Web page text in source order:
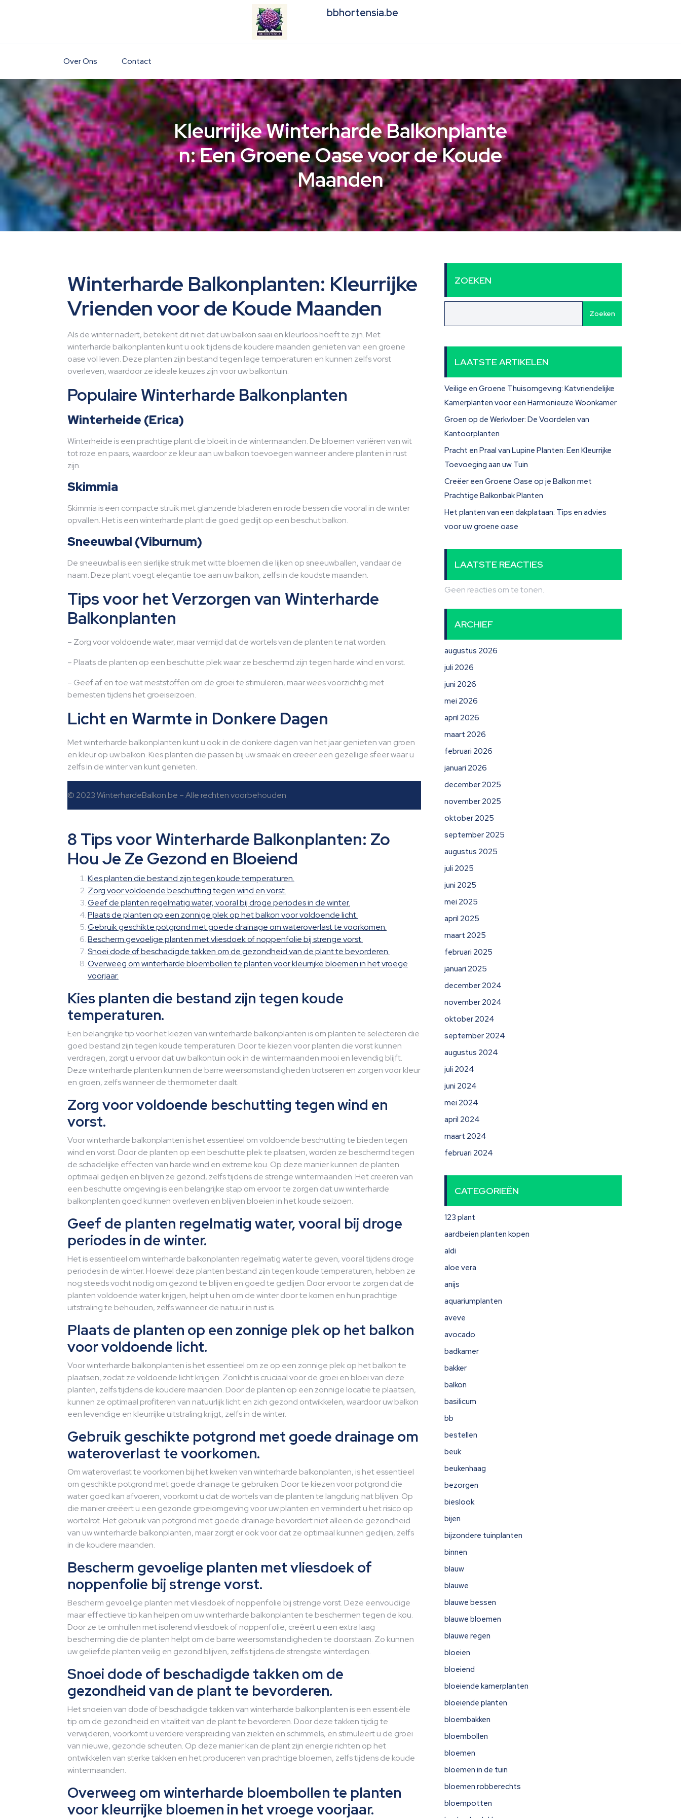
bbhortensia.be
Over Ons Contact
Kleurrijke Winterharde Balkonplante
n: Een Groene Oase voor de Koude
Maanden
Winterharde Balkonplanten: Kleurrijke
Vrienden voor de Koude Maanden
Als de winter nadert, betekent dit niet dat uw balkon saai en kleurloos hoeft te zijn. Met
winterharde balkonplanten kunt u ook tijdens de koudere maanden genieten van een groene
oase vol leven. Deze planten zijn bestand tegen lage temperaturen en kunnen zelfs vorst
overleven, waardoor ze ideale keuzes zijn voor uw balkontuin.
Populaire Winterharde Balkonplanten
Winterheide (Erica)
Winterheide is een prachtige plant die bloeit in de wintermaanden. De bloemen variëren van wit
tot roze en paars, waardoor ze kleur aan uw balkon toevoegen wanneer andere planten in rust
zijn.
Skimmia
Skimmia is een compacte struik met glanzende bladeren en rode bessen die vooral in de winter
opvallen. Het is een winterharde plant die goed gedijt op een beschut balkon.
Sneeuwbal (Viburnum)
De sneeuwbal is een sierlijke struik met witte bloemen die lijken op sneeuwballen, vandaar de
naam. Deze plant voegt elegantie toe aan uw balkon, zelfs in de koudste maanden.
Tips voor het Verzorgen van Winterharde
Balkonplanten
– Zorg voor voldoende water, maar vermijd dat de wortels van de planten te nat worden.
– Plaats de planten op een beschutte plek waar ze beschermd zijn tegen harde wind en vorst.
– Geef af en toe wat meststoffen om de groei te stimuleren, maar wees voorzichtig met
bemesten tijdens het groeiseizoen.
Licht en Warmte in Donkere Dagen
Met winterharde balkonplanten kunt u ook in de donkere dagen van het jaar genieten van groen
en kleur op uw balkon. Kies planten die passen bij uw smaak en creëer een gezellige sfeer waar u
zelfs in de winter van kunt genieten.
© 2023 WinterhardeBalkon.be – Alle rechten voorbehouden
8 Tips voor Winterharde Balkonplanten: Zo
Hou Je Ze Gezond en Bloeiend
Kies planten die bestand zijn tegen koude temperaturen.
Zorg voor voldoende beschutting tegen wind en vorst.
Geef de planten regelmatig water, vooral bij droge periodes in de winter.
Plaats de planten op een zonnige plek op het balkon voor voldoende licht.
Gebruik geschikte potgrond met goede drainage om wateroverlast te voorkomen.
Bescherm gevoelige planten met vliesdoek of noppenfolie bij strenge vorst.
Snoei dode of beschadigde takken om de gezondheid van de plant te bevorderen.
Overweeg om winterharde bloembollen te planten voor kleurrijke bloemen in het vroege
voorjaar.
Kies planten die bestand zijn tegen koude
temperaturen.
Een belangrijke tip voor het kiezen van winterharde balkonplanten is om planten te selecteren die
goed bestand zijn tegen koude temperaturen. Door te kiezen voor planten die vorst kunnen
verdragen, zorgt u ervoor dat uw balkontuin ook in de wintermaanden mooi en levendig blijft.
Deze winterharde planten kunnen de barre weersomstandigheden trotseren en zorgen voor kleur
en groen, zelfs wanneer de thermometer daalt.
Zorg voor voldoende beschutting tegen wind en
vorst.
Voor winterharde balkonplanten is het essentieel om voldoende beschutting te bieden tegen
wind en vorst. Door de planten op een beschutte plek te plaatsen, worden ze beschermd tegen
de schadelijke effecten van harde wind en extreme kou. Op deze manier kunnen de planten
optimaal gedijen en blijven ze gezond, zelfs tijdens de strenge wintermaanden. Het creëren van
een beschutte omgeving is een belangrijke stap om ervoor te zorgen dat uw winterharde
balkonplanten goed kunnen overleven en blijven bloeien in het koude seizoen.
Geef de planten regelmatig water, vooral bij droge
periodes in de winter.
Het is essentieel om winterharde balkonplanten regelmatig water te geven, vooral tijdens droge
periodes in de winter. Hoewel deze planten bestand zijn tegen koude temperaturen, hebben ze
nog steeds vocht nodig om gezond te blijven en goed te gedijen. Door ervoor te zorgen dat de
planten voldoende water krijgen, helpt u hen om de winter door te komen en hun prachtige
uitstraling te behouden, zelfs wanneer de natuur in rust is.
Plaats de planten op een zonnige plek op het balkon
voor voldoende licht.
Voor winterharde balkonplanten is het essentieel om ze op een zonnige plek op het balkon te
plaatsen, zodat ze voldoende licht krijgen. Zonlicht is cruciaal voor de groei en bloei van deze
planten, zelfs tijdens de koudere maanden. Door de planten op een zonnige locatie te plaatsen,
kunnen ze optimaal profiteren van natuurlijk licht en zich gezond ontwikkelen, waardoor uw balkon
een levendige en kleurrijke uitstraling krijgt, zelfs in de winter.
Gebruik geschikte potgrond met goede drainage om
wateroverlast te voorkomen.
Om wateroverlast te voorkomen bij het kweken van winterharde balkonplanten, is het essentieel
om geschikte potgrond met goede drainage te gebruiken. Door te kiezen voor potgrond die
water goed kan afvoeren, voorkomt u dat de wortels van de planten te langdurig nat blijven. Op
die manier creëert u een gezonde groeiomgeving voor uw planten en vermindert u het risico op
wortelrot. Het gebruik van potgrond met goede drainage bevordert niet alleen de gezondheid
van uw winterharde balkonplanten, maar zorgt er ook voor dat ze optimaal kunnen gedijen, zelfs
in de koudere maanden.
Bescherm gevoelige planten met vliesdoek of
noppenfolie bij strenge vorst.
Bescherm gevoelige planten met vliesdoek of noppenfolie bij strenge vorst. Deze eenvoudige
maar effectieve tip kan helpen om uw winterharde balkonplanten te beschermen tegen de kou.
Door ze te omhullen met isolerend vliesdoek of noppenfolie, creëert u een extra laag
bescherming die de planten helpt om de barre weersomstandigheden te doorstaan. Zo kunnen
uw geliefde planten veilig en gezond blijven, zelfs tijdens de strengste winterdagen.
Snoei dode of beschadigde takken om de
gezondheid van de plant te bevorderen.
Het snoeien van dode of beschadigde takken van winterharde balkonplanten is een essentiële
tip om de gezondheid en vitaliteit van de plant te bevorderen. Door deze takken tijdig te
verwijderen, voorkomt u verdere verspreiding van ziekten en schimmels, en stimuleert u de groei
van nieuwe, gezonde scheuten. Op deze manier kan de plant zijn energie richten op het
ontwikkelen van sterke takken en het produceren van prachtige bloemen, zelfs tijdens de koude
wintermaanden.
Overweeg om winterharde bloembollen te planten
voor kleurrijke bloemen in het vroege voorjaar.
ZOEKEN
Zoeken
LAATSTE ARTIKELEN
Veilige en Groene Thuisomgeving: Katvriendelijke
Kamerplanten voor een Harmonieuze Woonkamer
Groen op de Werkvloer: De Voordelen van
Kantoorplanten
Pracht en Praal van Lupine Planten: Een Kleurrijke
Toevoeging aan uw Tuin
Creëer een Groene Oase op je Balkon met
Prachtige Balkonbak Planten
Het planten van een dakplataan: Tips en advies
voor uw groene oase
LAATSTE REACTIES
Geen reacties om te tonen.
ARCHIEF
augustus 2026
juli 2026
juni 2026
mei 2026
april 2026
maart 2026
februari 2026
januari 2026
december 2025
november 2025
oktober 2025
september 2025
augustus 2025
juli 2025
juni 2025
mei 2025
april 2025
maart 2025
februari 2025
januari 2025
december 2024
november 2024
oktober 2024
september 2024
augustus 2024
juli 2024
juni 2024
mei 2024
april 2024
maart 2024
februari 2024
CATEGORIEËN
123 plant
aardbeien planten kopen
aldi
aloe vera
anijs
aquariumplanten
aveve
avocado
badkamer
bakker
balkon
basilicum
bb
bestellen
beuk
beukenhaag
bezorgen
bieslook
bijen
bijzondere tuinplanten
binnen
blauw
blauwe
blauwe bessen
blauwe bloemen
blauwe regen
bloeien
bloeiend
bloeiende kamerplanten
bloeiende planten
bloembakken
bloembollen
bloemen
bloemen in de tuin
bloemen robberechts
bloempotten